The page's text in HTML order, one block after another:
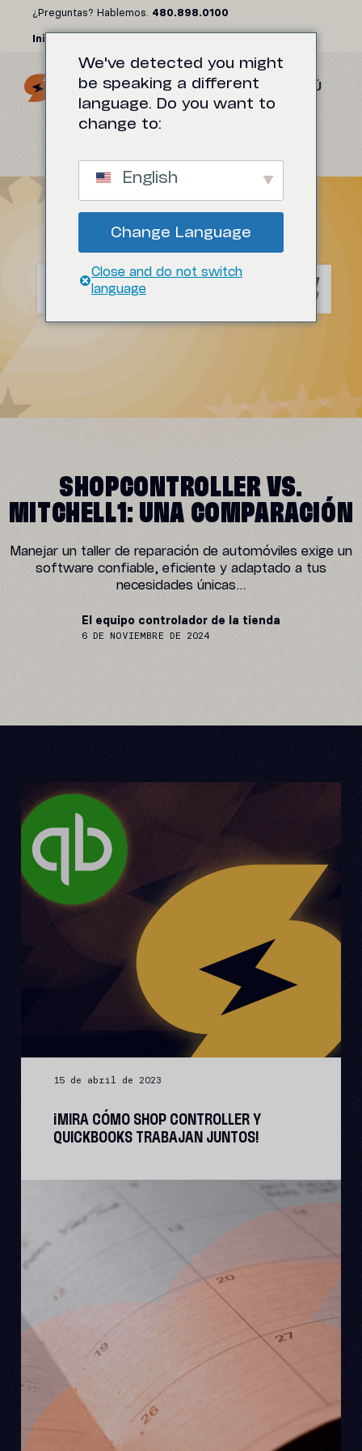
contenido
¿Preguntas? Hablemos. 480.898.0100
Iniciar sesión
MENÚ
SHOPCONTROLLER VS.
MITCHELL1: UNA COMPARACIÓN
Manejar un taller de reparación de automóviles exige un
software confiable, eficiente y adaptado a tus
necesidades únicas...
El equipo controlador de la tienda
6 DE NOVIEMBRE DE 2024
15 de abril de 2023
¡MIRA CÓMO SHOP CONTROLLER Y
QUICKBOOKS TRABAJAN JUNTOS!
We've detected you might
be speaking a different
language. Do you want to
change to:
English
Change Language
Close and do not switch
language